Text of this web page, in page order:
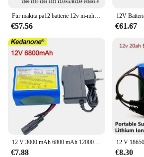
Für makita pa12 batterie 12v ni-mh 3000mah 192681 1233sa/b1235 200-5 schnur lose werkzeuge ersatz batterie
€57.56 €61.67
12 V 3000 mAh 6800 mAh 12000 mAh 20000 mAh 18650 Akku wiederaufladbarer Lithium-Akku mit 12,6 V Ladegerät + BMS-Schutzplatine
€7.88 €8.30